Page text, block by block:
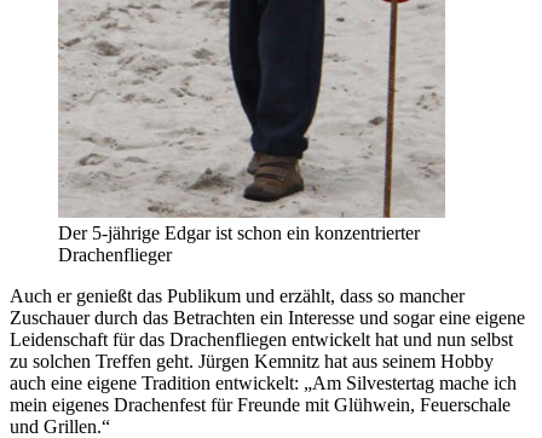
Der 5-jährige Edgar ist schon ein konzentrierter
Drachenflieger
Auch er genießt das Publikum und erzählt, dass so mancher
Zuschauer durch das Betrachten ein Interesse und sogar eine eigene
Leidenschaft für das Drachenfliegen entwickelt hat und nun selbst
zu solchen Treffen geht. Jürgen Kemnitz hat aus seinem Hobby
auch eine eigene Tradition entwickelt: „Am Silvestertag mache ich
mein eigenes Drachenfest für Freunde mit Glühwein, Feuerschale
und Grillen.“